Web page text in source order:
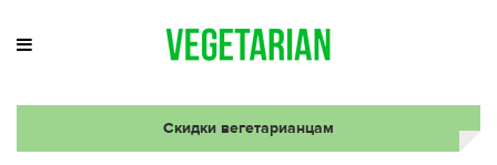
Скидки вегетарианцам